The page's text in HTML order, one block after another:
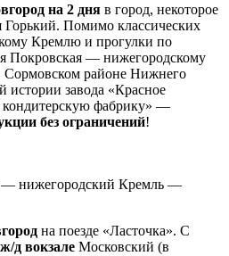
на 2 дня в город, некоторое
Горький. Помимо классических
Кремлю и прогулки по
Покровская — нижегородскому
Сормовском районе Нижнего
истории завода «Красное
фабрику» —
без ограничений!
нижегородский Кремль —
на поезде «Ласточка». С
д вокзале Московский (в